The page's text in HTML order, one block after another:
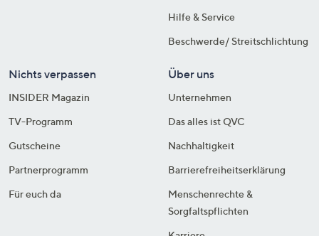
Hilfe & Service
Beschwerde/ Streitschlichtung
Nichts verpassen
INSIDER Magazin
TV-Programm
Gutscheine
Partnerprogramm
Für euch da
Über uns
Unternehmen
Das alles ist QVC
Nachhaltigkeit
Barrierefreiheitserklärung
Menschenrechte &
Sorgfaltspflichten